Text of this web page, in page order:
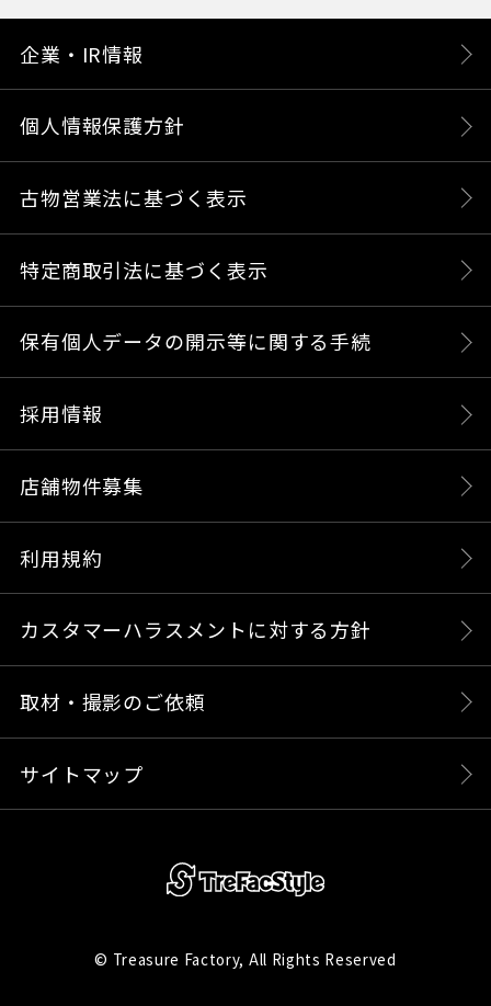
企業・IR情報
個人情報保護方針
古物営業法に基づく表示
特定商取引法に基づく表示
保有個人データの開示等に関する手続
採用情報
店舗物件募集
利用規約
カスタマーハラスメントに対する方針
取材・撮影のご依頼
サイトマップ
© Treasure Factory, All Rights Reserved